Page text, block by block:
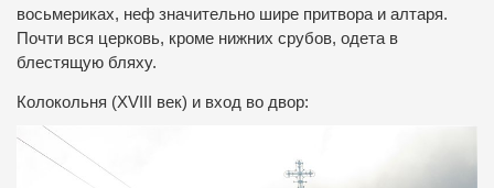
восьмериках, неф значительно шире притвора и алтаря.
Почти вся церковь, кроме нижних срубов, одета в
блестящую бляху.
Колокольня (XVIII век) и вход во двор: